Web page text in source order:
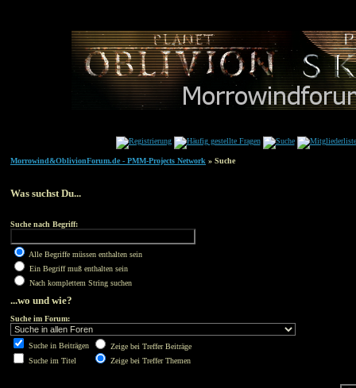
Morrowind&OblivionForum.de - PMM-Projects Network » Suche
Was suchst Du...
Suche nach Begriff:
Alle Begriffe müssen enthalten sein
Ein Begriff muß enthalten sein
Nach komplettem String suchen
...wo und wie?
Suche im Forum:
Suche in Beiträgen
Suche im Titel
Zeige bei Treffer Beiträge
Zeige bei Treffer Themen